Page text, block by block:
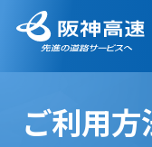
ご利用